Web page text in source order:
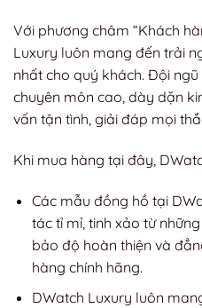
Với phương châm “Khách
Luxury luôn mang đến trải
nhất cho quý khách. Đội
chuyên môn cao, dày dặn
vấn tận tình, giải đáp mọi
Khi mua hàng tại đây,
Các mẫu đồng hồ tại
tác tỉ mỉ, tinh xảo từ
bảo độ hoàn thiện và
hàng chính hãng.
DWatch Luxury luôn